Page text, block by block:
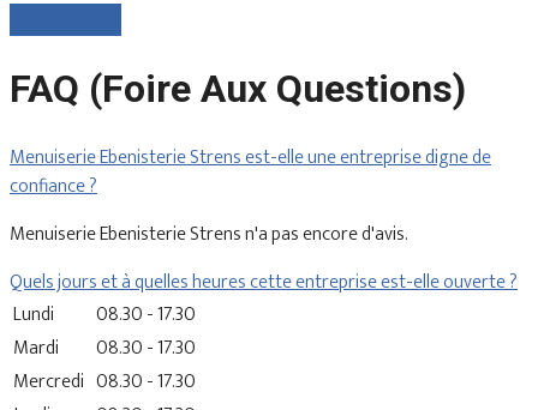
FAQ (Foire Aux Questions)
Menuiserie Ebenisterie Strens est-elle une entreprise digne de
confiance ?
Menuiserie Ebenisterie Strens n'a pas encore d'avis.
Quels jours et à quelles heures cette entreprise est-elle ouverte ?
Lundi
08.30 - 17.30
Mardi
08.30 - 17.30
Mercredi 08.30 - 17.30